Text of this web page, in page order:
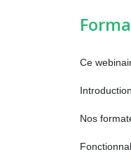
Ce
Introduction
Nos